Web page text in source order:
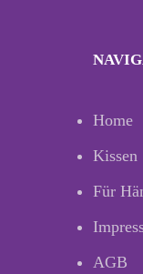
Home
Kissen
Für
AGB